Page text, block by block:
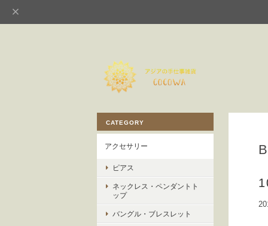
CATEGORY
アクセサリー
ピアス
ネックレス・ペンダントト
ップ
バングル・ブレスレット